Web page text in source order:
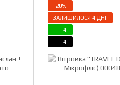
−20%
ЗАЛИШИЛОСЯ 4 ДНІ
4
4